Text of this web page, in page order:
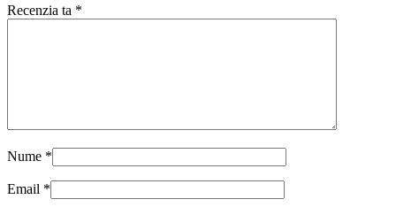
Recenzia ta *
Nume *
Email *